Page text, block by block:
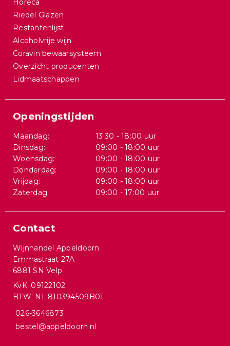
Horeca
Riedel Glazen
Restantenlijst
Alcoholvrije wijn
Coravin bewaarsysteem
Overzicht producenten
Lidmaatschappen
Openingstijden
Maandag:
13:30 - 18:00 uur
Dinsdag:
09:00 - 18:00 uur
Woensdag:
09:00 - 18:00 uur
Donderdag:
09:00 - 18:00 uur
Vrijdag:
09:00 - 18:00 uur
Zaterdag:
09:00 - 17:00 uur
Contact
Wijnhandel Appeldoorn
Emmastraat 27A
6881 SN Velp
KvK: 09122102
BTW: NL.810394509B01
026-3646873
bestel@appeldoorn.nl